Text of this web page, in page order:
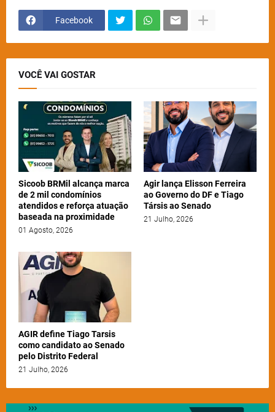
Facebook
VOCÊ VAI GOSTAR
Sicoob BRMil alcança marca
de 2 mil condomínios
atendidos e reforça atuação
baseada na proximidade
01 Agosto, 2026
Agir lança Elisson Ferreira
ao Governo do DF e Tiago
Társis ao Senado
21 Julho, 2026
AGIR define Tiago Tarsis
como candidato ao Senado
pelo Distrito Federal
21 Julho, 2026